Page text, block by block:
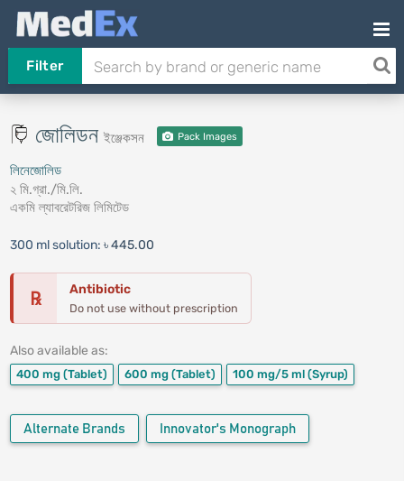
Filter
জোলিডন ইঞ্জেকসন Pack Images
লিনেজোলিড
২ মি.গ্রা./মি.লি.
একমি ল্যাবরেটরিজ লিমিটেড
300 ml solution: ৳ 445.00
℞ Antibiotic
Do not use without prescription
Also available as:
400 mg (Tablet) 600 mg (Tablet) 100 mg/5 ml (Syrup)
Alternate Brands Innovator's Monograph